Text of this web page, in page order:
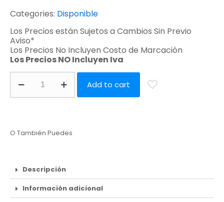
Categories: Disponible
Los Precios están Sujetos a Cambios Sin Previo
Aviso*
Los Precios No Incluyen Costo de Marcación
Los Precios NO Incluyen Iva
Add to cart
O También Puedes
Descripción
Información adicional